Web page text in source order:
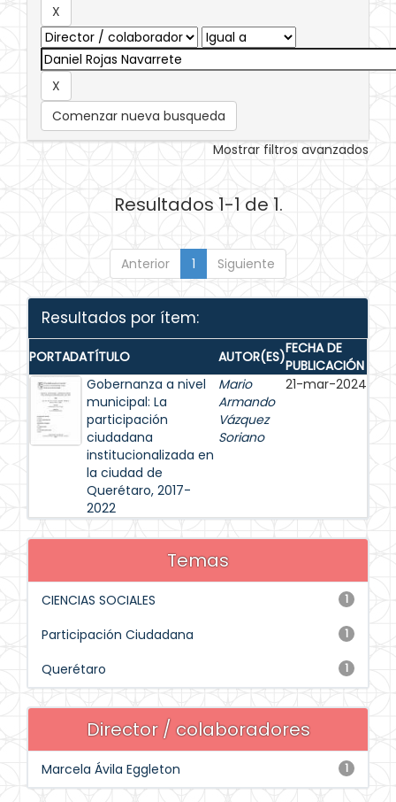
Comenzar nueva busqueda
Mostrar filtros avanzados
Resultados 1-1 de 1.
Anterior 1 Siguiente
Resultados por ítem:
PORTADATÍTULO AUTOR(ES)FECHA DE
PUBLICACIÓN
Gobernanza a nivel
municipal: La
participación
ciudadana
institucionalizada en
la ciudad de
Querétaro, 2017-
2022
Mario
Armando
Vázquez
Soriano
21-mar-2024
Temas
1
CIENCIAS SOCIALES
1
Participación Ciudadana
1
Querétaro
Director / colaboradores
1
Marcela Ávila Eggleton